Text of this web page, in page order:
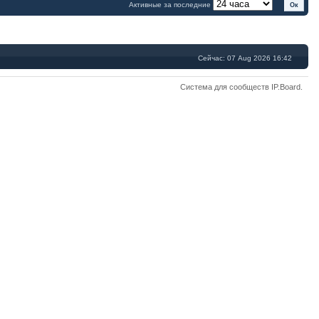
Активные за последние
Сейчас: 07 Aug 2026 16:42
Система для сообществ IP.Board